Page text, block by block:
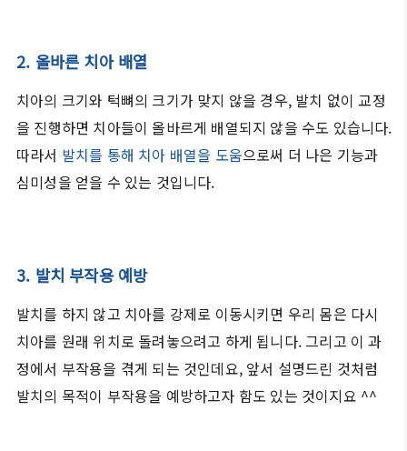
2. 올바른 치아 배열
치아의 크기와 턱뼈의 크기가 맞지 않을 경우, 발치 없이 교정
을 진행하면 치아들이 올바르게 배열되지 않을 수도 있습니다.
따라서 발치를 통해 치아 배열을 도움으로써 더 나은 기능과
심미성을 얻을 수 있는 것입니다.
3. 발치 부작용 예방
발치를 하지 않고 치아를 강제로 이동시키면 우리 몸은 다시
치아를 원래 위치로 돌려놓으려고 하게 됩니다. 그리고 이 과
정에서 부작용을 겪게 되는 것인데요, 앞서 설명드린 것처럼
발치의 목적이 부작용을 예방하고자 함도 있는 것이지요 ^^